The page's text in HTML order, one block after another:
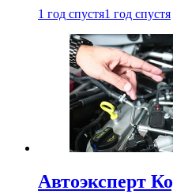
1 год спустя1 год спустя
Автоэксперт